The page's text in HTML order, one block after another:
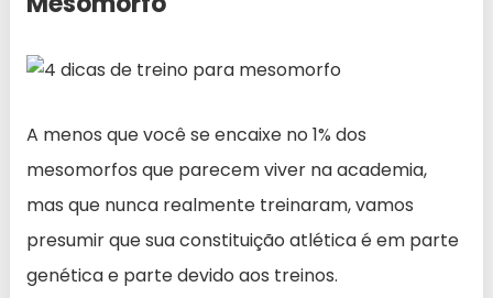
A menos que você se encaixe no 1% dos
mesomorfos que parecem viver na academia,
mas que nunca realmente treinaram, vamos
presumir que sua constituição atlética é em parte
genética e parte devido aos treinos.